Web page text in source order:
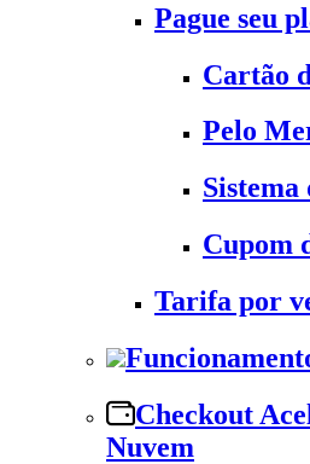
Pague seu
Cartão
Pelo
Sistema
Cupom
Tarifa por
Checkout
Nuvem